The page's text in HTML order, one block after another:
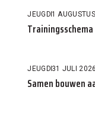
JEUGD 1
Trainingsschema
JEUGD 31 JULI 2026
Samen bouwen